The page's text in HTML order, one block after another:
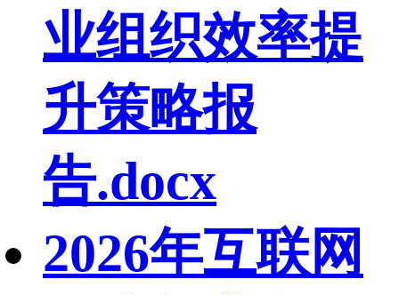
业组织效率提
升策略报
告.docx
2026年互联网